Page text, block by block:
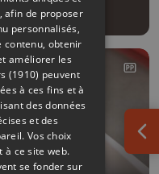
afin de proposer
personnalisés,
contenu, obtenir
améliorer les
(1910) peuvent
à ces fins et à
des données
et des
Vos choix
à ce site web.
se fonder sur